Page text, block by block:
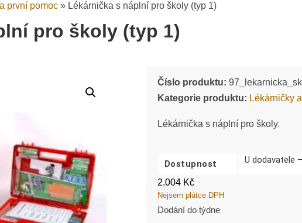
první pomoc » Lékárnička s náplní pro školy (typ 1)
pro školy (typ 1)
Číslo produktu:
Kategorie produktu: Lékárničky
Lékárnička s náplní pro školy.
Dostupnost U dodavatele
2.004 Kč
Nejsem plátce DPH
Dodání do týdne